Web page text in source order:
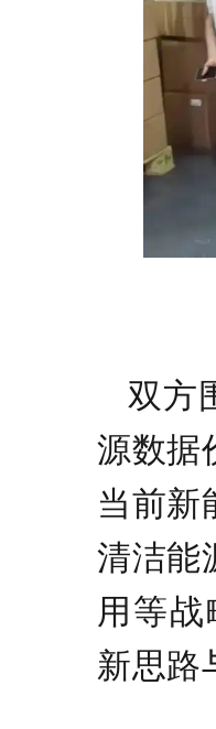
双方
源数据
当前新
清洁能
用等
新思路